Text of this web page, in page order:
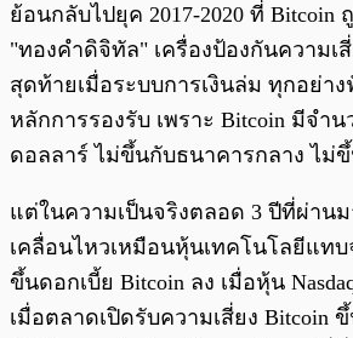
ย้อนกลับไปยุค 2017-2020 ที่ Bitcoin
"ทองคำดิจิทัล" เครื่องป้องกันความเ
สุดท้ายเมื่อระบบการเงินล่ม ทุกอย่า
หลักการรองรับ เพราะ Bitcoin มีจำ
ดอลลาร์ ไม่ขึ้นกับธนาคารกลาง ไม่
แต่ในความเป็นจริงตลอด 3 ปีที่ผ่านม
เคลื่อนไหวเหมือนหุ้นเทคโนโลยีแทบ
ขึ้นดอกเบี้ย Bitcoin ลง เมื่อหุ้น
เมื่อตลาดเปิดรับความเสี่ยง Bitcoin